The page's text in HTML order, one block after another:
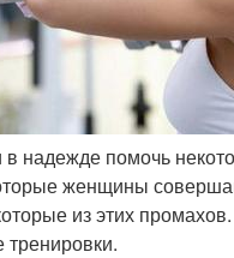
надежде помочь
женщины
из этих промахов.